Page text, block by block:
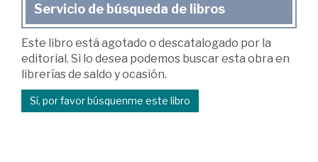
Servicio de búsqueda de libros
Este libro está agotado o descatalogado por la
editorial. Si lo desea podemos buscar esta obra en
librerías de saldo y ocasión.
Sí, por favor búsquenme este libro